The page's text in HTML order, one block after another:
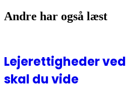
Andre har også læst
Lejerettigheder
skal du vide